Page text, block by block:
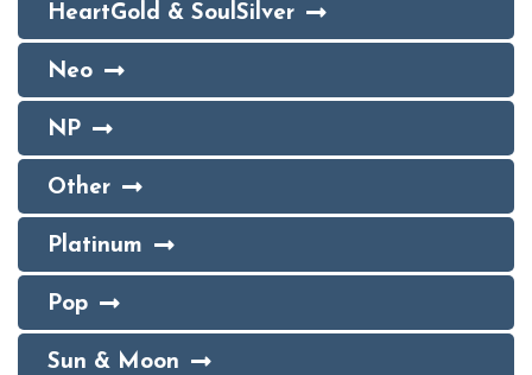
HeartGold & SoulSilver
Neo
NP
Other
Platinum
Pop
Sun & Moon